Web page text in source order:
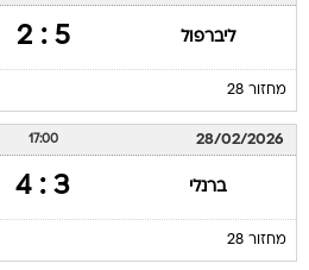
ליברפול 5 : 2
מחזור 28
28/02/2026
17:00
ברנלי 3 : 4
מחזור 28